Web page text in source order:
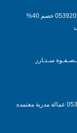
شركة مكافحة الحشرات بالرياض 0539205789 خصم 40%
سـتـارز
افضل شركة تنظيف بالرياض 0539205789 عمالة مدربة معتمده